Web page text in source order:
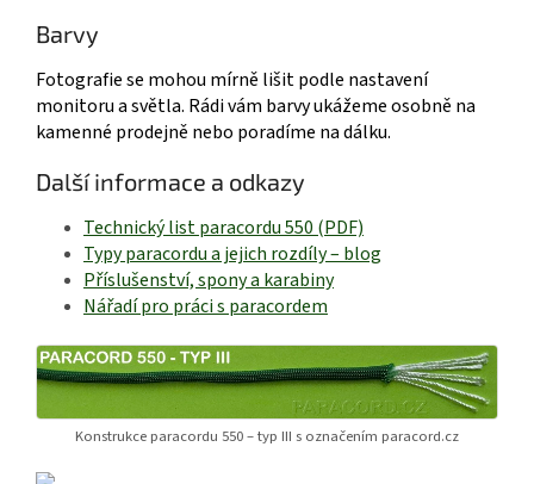
Barvy
Fotografie se mohou mírně lišit podle nastavení
monitoru a světla. Rádi vám barvy ukážeme osobně na
kamenné prodejně nebo poradíme na dálku.
Další informace a odkazy
Technický list paracordu 550 (PDF)
Typy paracordu a jejich rozdíly – blog
Příslušenství, spony a karabiny
Nářadí pro práci s paracordem
Konstrukce paracordu 550 – typ III s označením paracord.cz